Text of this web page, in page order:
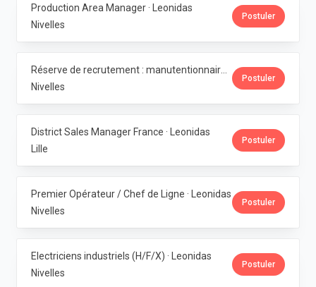
Production Area Manager · Leonidas
Nivelles
Postuler
Nivelles
Postuler
District Sales Manager France · Leonidas
Lille
Postuler
Premier Opérateur / Chef de Ligne · Leonidas
Nivelles
Postuler
Electriciens industriels (H/F/X) · Leonidas
Nivelles
Postuler